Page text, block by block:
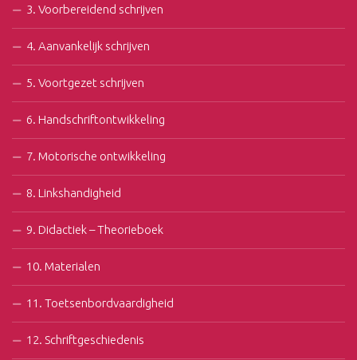
3. Voorbereidend schrijven
4. Aanvankelijk schrijven
5. Voortgezet schrijven
6. Handschriftontwikkeling
7. Motorische ontwikkeling
8. Linkshandigheid
9. Didactiek – Theorieboek
10. Materialen
11. Toetsenbordvaardigheid
12. Schriftgeschiedenis